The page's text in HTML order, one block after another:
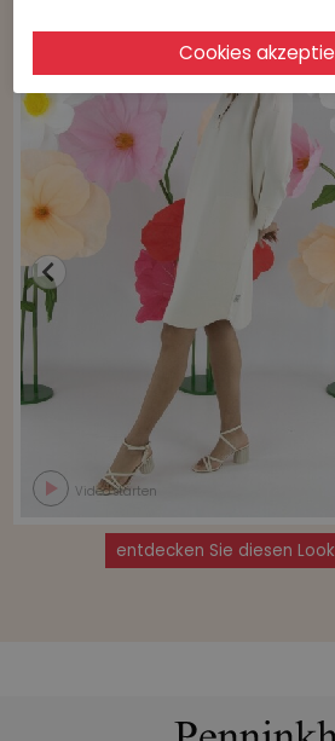
Video starten
entdecken Sie diesen Look